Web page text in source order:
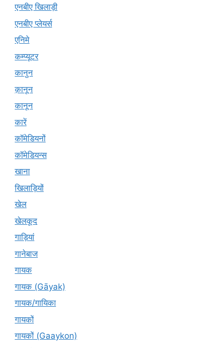
एनबीए खिलाड़ी
एनबीए प्लेयर्स
एनिमे
कम्प्यूटर
कानुन
क़ानून
कानून
कारें
कॉमेडियनों
कॉमेडियन्स
खाना
खिलाड़ियों
खेल
खेलकूद
गाड़ियां
गानेबाज
गायक
गायक (Gāyak)
गायक/गायिका
गायकों
गायकों (Gaaykon)